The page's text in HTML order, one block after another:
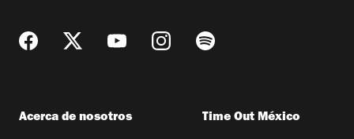
Acerca de nosotros Time Out México